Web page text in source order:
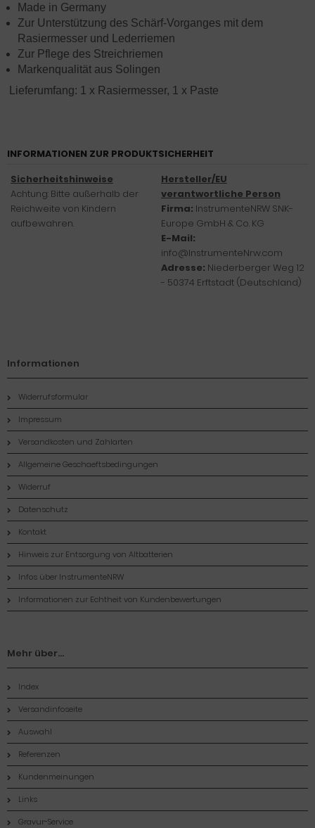
Made in Germany
Zur Unterstützung des Schärf-Vorganges mit dem
Rasiermesser und Lederriemen
Zur Pflege des Streichriemen
Markenqualität aus Solingen
Lieferumfang: 1 x Rasiermesser, 1 x Paste
INFORMATIONEN ZUR PRODUKTSICHERHEIT
Sicherheitshinweise
Achtung: Bitte außerhalb der
Reichweite von Kindern
aufbewahren.
Hersteller/EU
verantwortliche Person
Firma: InstrumenteNRW SNK-
Europe GmbH & Co. KG
E-Mail:
info@InstrumenteNrw.com
Adresse: Niederberger Weg 12
- 50374 Erftstadt (Deutschland)
Informationen
Widerrufsformular
Impressum
Versandkosten und Zahlarten
Allgemeine Geschaeftsbedingungen
Widerruf
Datenschutz
Kontakt
Hinweis zur Entsorgung von Altbatterien
Infos über InstrumenteNRW
Informationen zur Echtheit von Kundenbewertungen
Mehr über...
Index
Versandinfoseite
Auswahl
Referenzen
Kundenmeinungen
Links
Gravur-Service